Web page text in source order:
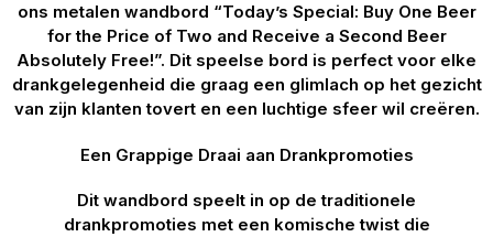
ons metalen wandbord “Today’s Special: Buy One Beer
for the Price of Two and Receive a Second Beer
Absolutely Free!”. Dit speelse bord is perfect voor elke
drankgelegenheid die graag een glimlach op het gezicht
van zijn klanten tovert en een luchtige sfeer wil creëren.
Een Grappige Draai aan Drankpromoties
Dit wandbord speelt in op de traditionele
drankpromoties met een komische twist die